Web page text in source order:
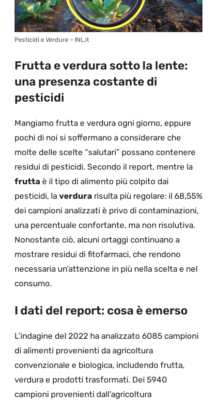
Pesticidi e Verdure – INL.it
Frutta e verdura sotto la lente:
una presenza costante di
pesticidi
Mangiamo frutta e verdura ogni giorno, eppure
pochi di noi si soffermano a considerare che
molte delle scelte “salutari” possano contenere
residui di pesticidi. Secondo il report, mentre la
frutta è il tipo di alimento più colpito dai
pesticidi, la verdura risulta più regolare: il 68,55%
dei campioni analizzati è privo di contaminazioni,
una percentuale confortante, ma non risolutiva.
Nonostante ciò, alcuni ortaggi continuano a
mostrare residui di fitofarmaci, che rendono
necessaria un’attenzione in più nella scelta e nel
consumo.
I dati del report: cosa è emerso
L’indagine del 2022 ha analizzato 6085 campioni
di alimenti provenienti da agricoltura
convenzionale e biologica, includendo frutta,
verdura e prodotti trasformati. Dei 5940
campioni provenienti dall’agricoltura